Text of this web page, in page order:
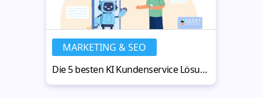
MARKETING & SEO
Die 5 besten KI Kundenservice Lösungen für nachhaltiges Wachstum